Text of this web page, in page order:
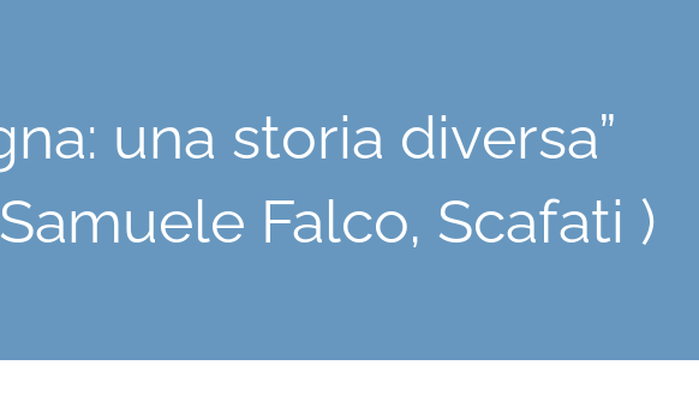
una storia diversa”
Falco, Scafati )